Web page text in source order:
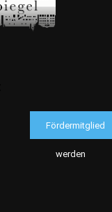
Fördermitglied
werden